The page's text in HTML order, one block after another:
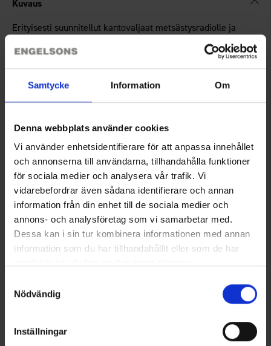
Samtycke Information Om
Denna webbplats använder cookies
Vi använder enhetsidentifierare för att anpassa innehållet
och annonserna till användarna, tillhandahålla funktioner
för sociala medier och analysera vår trafik. Vi
vidarebefordrar även sådana identifierare och annan
information från din enhet till de sociala medier och
annons- och analysföretag som vi samarbetar med.
Dessa kan i sin tur kombinera informationen med annan
information som du har tillhandahållit eller som de har
Nödvändig
Inställningar
Kuvaus
Erityisesti suunnitellut kantovaljaat metsästysradiolle ja
voidaan kääntää ulos Garminin koiratutkia varten ja toinen
sopii metsästysradioille kuten Hunter, Lafayette, iCom ja
Valmistettu mokasta ja joustavasta verkkokankaasta, joka
hengittää hyvin.
Valjaat ovat säädettävät ja ne voidaan säätää istumaan
mukavasti koko metsästyksen ajan.
Näytä lisää
Tekniset tiedot
Saatat myös tarvita